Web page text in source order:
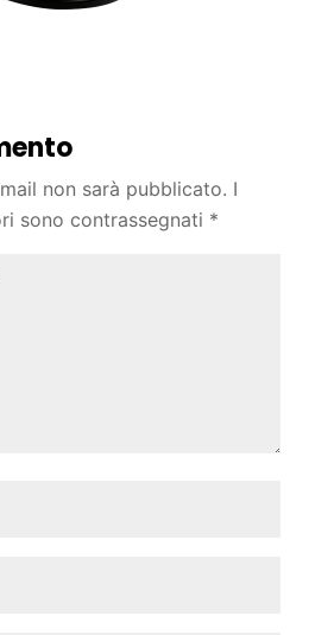
non sarà pubblicato. I
sono contrassegnati *